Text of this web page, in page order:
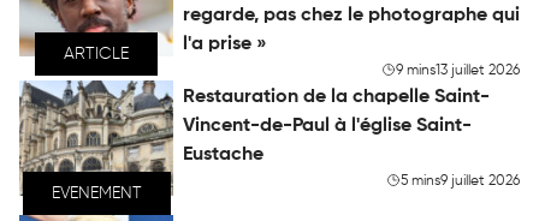
ARTICLE
regarde, pas chez le photographe qui
l'a prise »
9 mins 13 juillet 2026
EVENEMENT
Restauration de la chapelle Saint-
Vincent-de-Paul à l'église Saint-
Eustache
5 mins9 juillet 2026